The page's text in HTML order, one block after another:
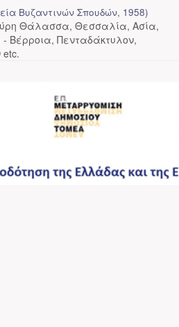
Βυζαντινών Σπουδών, 1958)
Θάλασσα, Θεσσαλία, Ασία,
Βέρροια, Πενταδάκτυλον,